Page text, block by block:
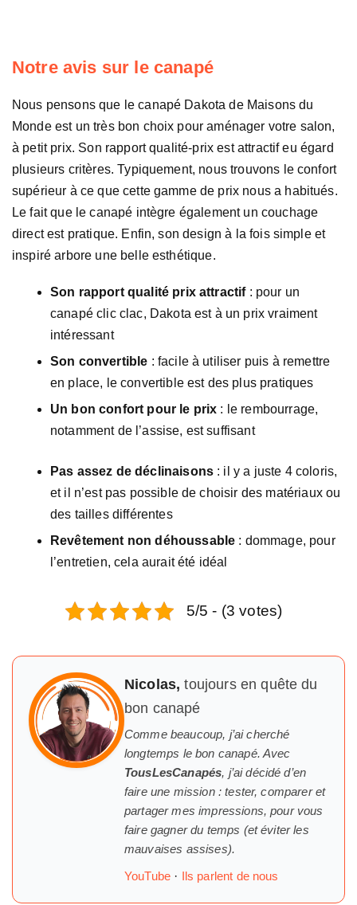
Notre avis sur le canapé
Nous pensons que le canapé Dakota de Maisons du
Monde est un très bon choix pour aménager votre salon,
à petit prix. Son rapport qualité-prix est attractif eu égard
plusieurs critères. Typiquement, nous trouvons le confort
supérieur à ce que cette gamme de prix nous a habitués.
Le fait que le canapé intègre également un couchage
direct est pratique. Enfin, son design à la fois simple et
inspiré arbore une belle esthétique.
Son rapport qualité prix attractif: pour un
canapé clic clac, Dakota est à un prix vraiment
intéressant
Son convertible : facile à utiliser puis à remettre
en place, le convertible est des plus pratiques
Un bon confort pour le prix : le rembourrage,
notamment de l’assise, est suffisant
Pas assez de déclinaisons : il y a juste 4 coloris,
et il n’est pas possible de choisir des matériaux ou
des tailles différentes
Revêtement non déhoussable : dommage, pour
l’entretien, cela aurait été idéal
5/5 - (3 votes)
Nicolas,toujours en quête du
bon canapé
Comme beaucoup, j’ai cherché
longtemps lebon canapé. Avec
TousLesCanapés, j’ai décidé d’en
faire une mission : tester, comparer et
partager mes impressions, pour vous
faire gagner du temps (et éviter les
mauvaises assises).
YouTube · Ils parlent de nous